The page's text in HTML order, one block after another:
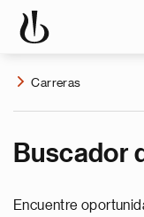
Carreras
Buscador
Encuentre